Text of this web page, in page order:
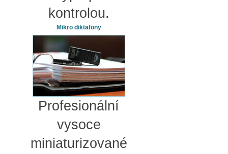
kontrolou.
Mikro diktafony
Profesionální
vysoce
miniaturizované